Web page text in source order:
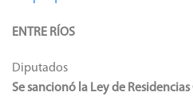
ENTRE RÍOS
Diputados
Se sancionó la Ley de